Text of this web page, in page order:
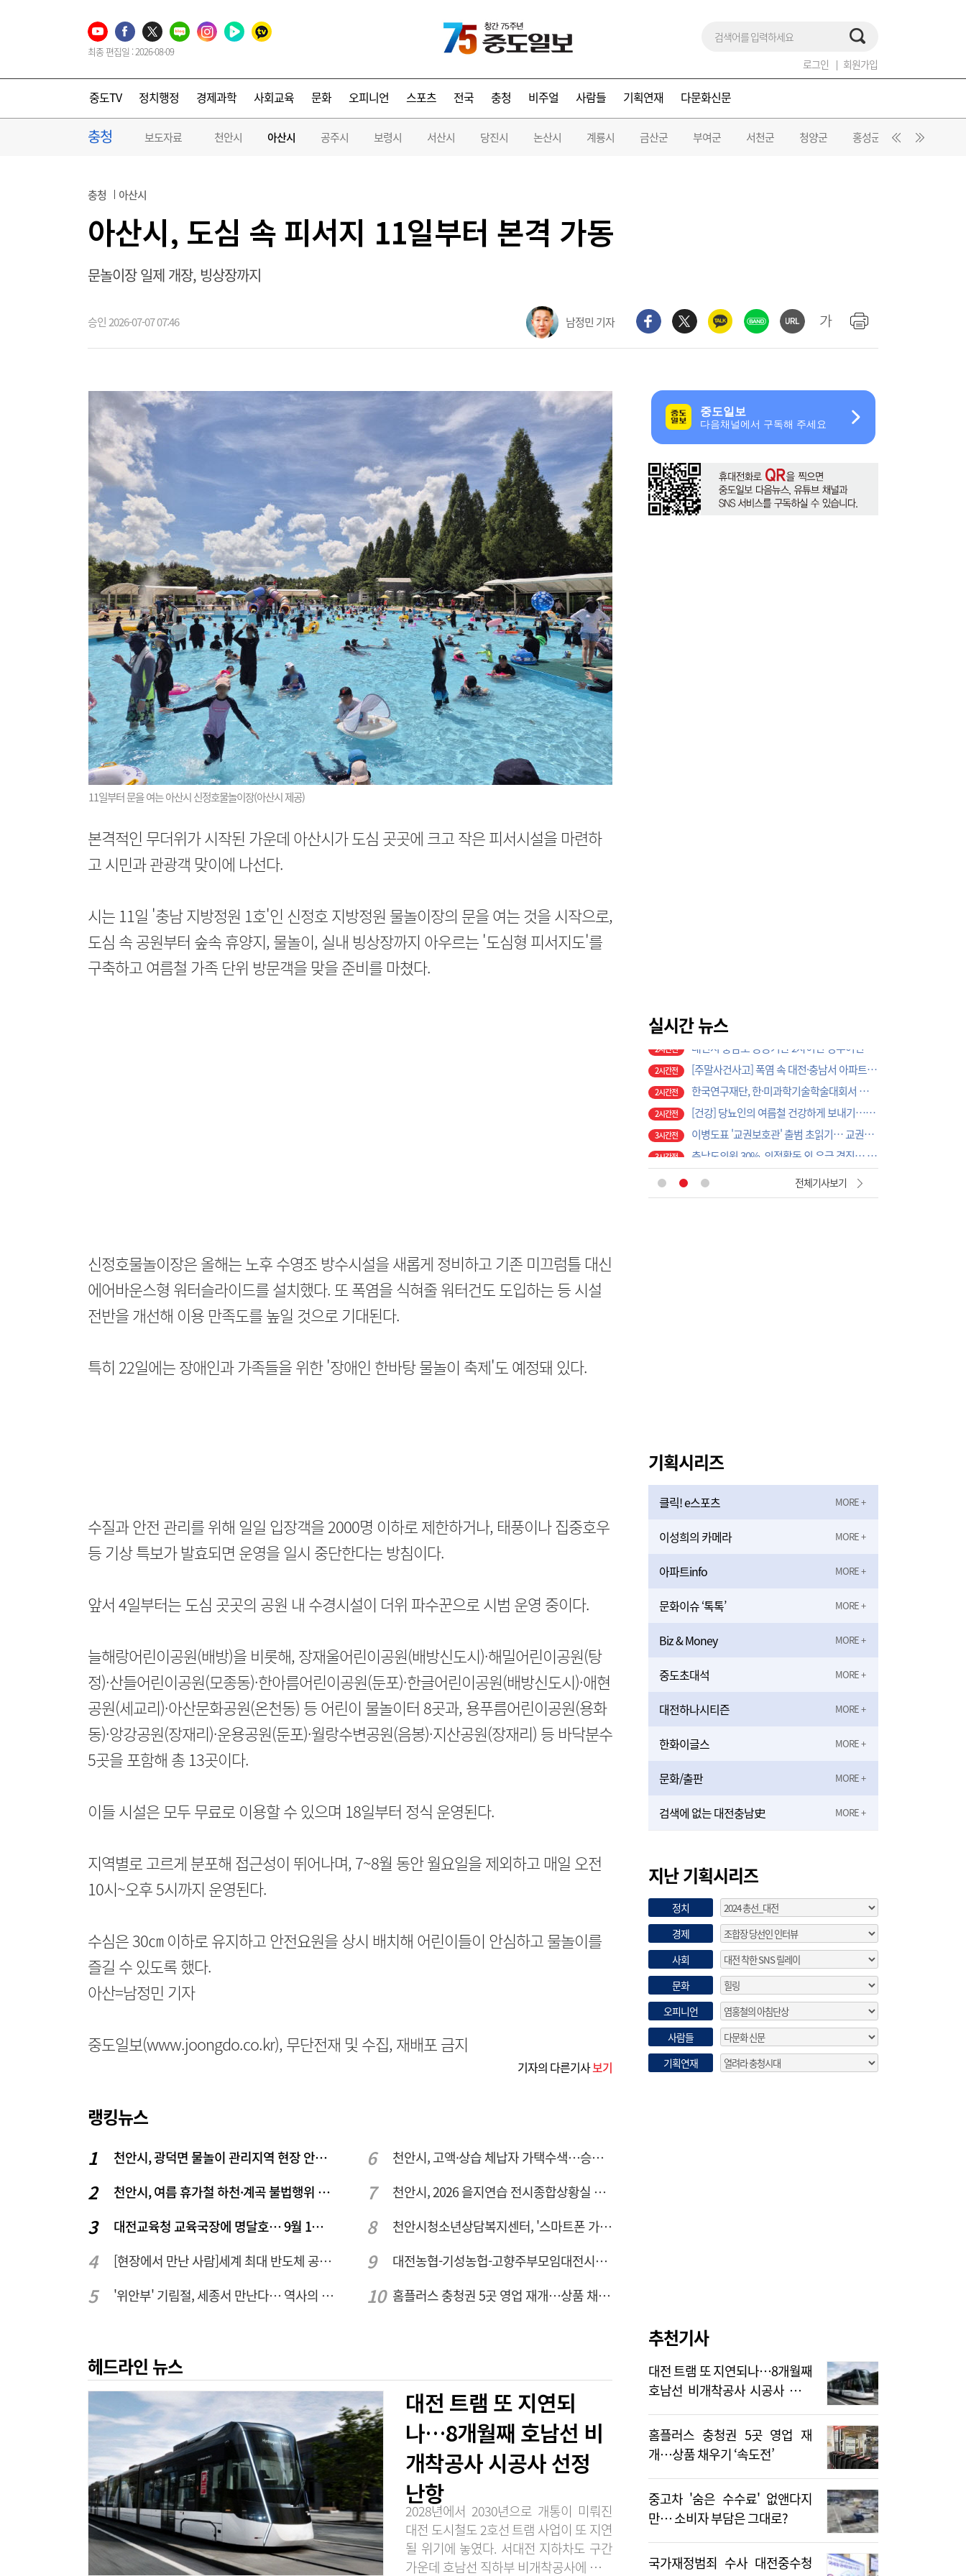
최종 편집일 : 2026-08-09
로그인 회원가입
중도TV 정치행정 경제과학 사회교육 문화 오피니언 스포츠 전국 충청 비주얼 사람들 기획연재 다문화신문
충청 보도자료 천안시 아산시 공주시 보령시 서산시 당진시 논산시 계룡시 금산군 부여군 서천군 청양군 홍성군 예산군
충청 아산시
아산시, 도심 속 피서지 11일부터 본격 가동
문놀이장 일제 개장, 빙상장까지
승인 2026-07-07 07:46 남정민 기자
11일부터 문을 여는 아산시 신정호물놀이장(아산시 제공)
본격적인 무더위가 시작된 가운데 아산시가 도심 곳곳에 크고 작은 피서시설을 마련하
고 시민과 관광객 맞이에 나선다.
시는 11일 '충남 지방정원 1호'인 신정호 지방정원 물놀이장의 문을 여는 것을 시작으로,
도심 속 공원부터 숲속 휴양지, 물놀이, 실내 빙상장까지 아우르는 '도심형 피서지도'를
구축하고 여름철 가족 단위 방문객을 맞을 준비를 마쳤다.
신정호물놀이장은 올해는 노후 수영조 방수시설을 새롭게 정비하고 기존 미끄럼틀 대신
에어바운스형 워터슬라이드를 설치했다. 또 폭염을 식혀줄 워터건도 도입하는 등 시설
전반을 개선해 이용 만족도를 높일 것으로 기대된다.
특히 22일에는 장애인과 가족들을 위한 '장애인 한바탕 물놀이 축제'도 예정돼 있다.
수질과 안전 관리를 위해 일일 입장객을 2000명 이하로 제한하거나, 태풍이나 집중호우
등 기상 특보가 발효되면 운영을 일시 중단한다는 방침이다.
앞서 4일부터는 도심 곳곳의 공원 내 수경시설이 더위 파수꾼으로 시범 운영 중이다.
늘해랑어린이공원(배방)을 비롯해, 장재울어린이공원(배방신도시)·해밀어린이공원(탕
정)·산들어린이공원(모종동)·한아름어린이공원(둔포)·한글어린이공원(배방신도시)·애현
공원(세교리)·아산문화공원(온천동) 등 어린이 물놀이터 8곳과, 용푸름어린이공원(용화
동)·앙강공원(장재리)·운용공원(둔포)·월랑수변공원(음봉)·지산공원(장재리) 등 바닥분수
5곳을 포함해 총 13곳이다.
이들 시설은 모두 무료로 이용할 수 있으며 18일부터 정식 운영된다.
지역별로 고르게 분포해 접근성이 뛰어나며, 7~8월 동안 월요일을 제외하고 매일 오전
10시~오후 5시까지 운영된다.
수심은 30㎝ 이하로 유지하고 안전요원을 상시 배치해 어린이들이 안심하고 물놀이를
즐길 수 있도록 했다.
아산=남정민 기자
중도일보(www.joongdo.co.kr), 무단전재 및 수집, 재배포 금지
기자의 다른기사보기
랭킹뉴스
천안시, 광덕면 물놀이 관리지역 현장 안전점검 실시
천안시, 여름 휴가철 하천·계곡 불법행위 특별단속
대전교육청 교육국장에 명달호… 9월 1일자 181명 인사
[현장에서 만난 사람]세계 최대 반도체 공정 장비 제조 기업 ASML 한종호 매니저
'위안부' 기림절, 세종서 만난다… 역사의 아픔 치유, '평화의 장'
천안시, 고액·상습 체납자 가택수색…승용차 압류·공매 착수
천안시, 2026 을지연습 전시종합상황실 근무자 사전교육
천안시청소년상담복지센터, '스마트폰 가족치유캠프' 운영
대전농협-기성농헙-고향주부모임대전시지회, 이심점심 중식지원 봉사활동
홈플러스 충청권 5곳 영업 재개…상품 채우기 ‘속도전’
헤드라인 뉴스
대전 트램 또 지연되
나…8개월째 호남선 비
개착공사 시공사 선정
난항
2028년에서 2030년으로 개통이 미뤄진
대전 도시철도 2호선 트램 사업이 또 지연
될 위기에 놓였다. 서대전 지하차도 구간
가운데 호남선 직하부 비개착공사에 대한
실시간 뉴스
2시간전
1시간전 [건강]폭염 속 우리 몸을 지키는 올바른 체온 조절법
1시간전 충청권 의대 7곳 신입생 10명 중 7명 ‘지역선발’… 대전도 69.7%
전체기사보기
기획시리즈
클릭! e스포츠
이성희의 카메라
아파트info
문화이슈 ‘톡톡’
Biz & Money
중도초대석
대전하나시티즌
한화이글스
문화/출판
검색에 없는 대전충남史
지난 기획시리즈
정치
경제
사회
문화
오피니언
사람들
기획연재
추천기사
대전 트램 또 지연되나…8개월째
호남선 비개착공사 시공사 선정
난항
홈플러스 충청권 5곳 영업 재
개…상품 채우기 ‘속도전’
중고차 '숨은 수수료' 없앤다지
만… 소비자 부담은 그대로?
국가재정범죄 수사 대전중수청